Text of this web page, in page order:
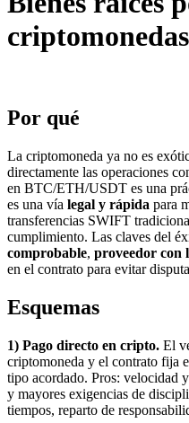
Por qué
La criptomoneda ya no es
directamente las operaciones
en BTC/ETH/USDT es una
es una vía legal y rápida para
transferencias SWIFT
cumplimiento. Las claves del
comprobable, proveedor con
en el contrato para evitar
Esquemas
1) Pago directo en cripto. El
criptomoneda y el contrato fija
tipo acordado. Pros: velocidad
y mayores exigencias de
tiempos, reparto de